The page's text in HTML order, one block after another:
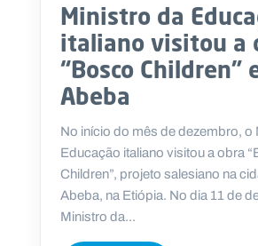
Ministro da
italiano visitou a
“Bosco Children”
Abeba
No início do mês de dezembro, o
Educação italiano visitou a obra
Children”, projeto salesiano na
Abeba, na Etiópia. No dia 11 de
Ministro da...